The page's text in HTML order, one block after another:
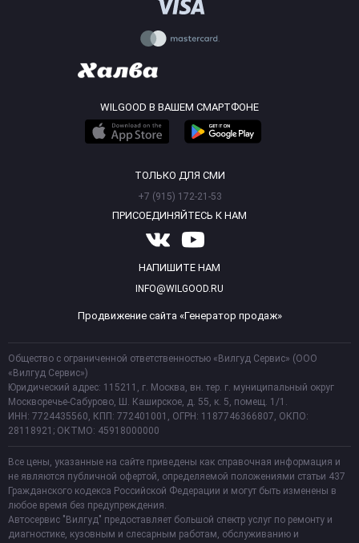
WILGOOD В ВАШЕМ СМАРТФОНЕ
ТОЛЬКО ДЛЯ СМИ
+7 (915) 172-21-53
ПРИСОЕДИНЯЙТЕСЬ К НАМ
НАПИШИТЕ НАМ
INFO@WILGOOD.RU
Продвижение сайта «Генератор продаж»
Общество с ограниченной ответственностью «Вилгуд Сервис» (ООО
«Вилгуд Сервис»)
Юридический адрес: 115211, г. Москва, вн. тер. г. муниципальный округ
Москворечье-Сабурово, Ш. Каширское, д. 55, к. 5, помещ. 1/1.
ИНН: 7724435560, КПП: 772401001, ОГРН: 1187746366807, ОКПО:
28118921; ОКТМО: 45918000000
Все цены, указанные на сайте приведены как справочная информация и
не являются публичной офертой, определяемой положениями статьи 437
Гражданского кодекса Российской Федерации и могут быть изменены в
любое время без предупреждения.
Автосервис "Вилгуд" предоставляет большой спектр услуг по ремонту и
диагностике, кузовным и слесарным работам, обслуживанию и